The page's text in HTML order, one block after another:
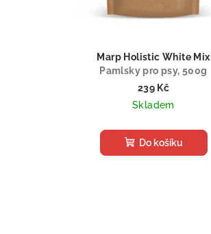
Marp Holistic White Mix
Pamlsky pro psy, 500g
239 Kč
Skladem
Do košíku